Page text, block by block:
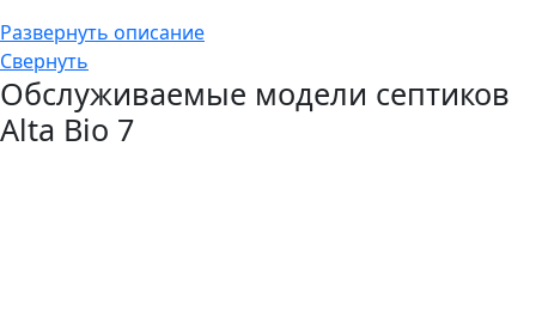
Развернуть описание
Свернуть
Обслуживаемые модели септиков
Alta Bio 7